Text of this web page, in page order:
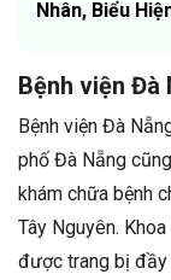
Nhân, Biểu
Bệnh viện Đà
Bệnh viện Đà
phố Đà Nẵng
khám chữa bệnh
Tây Nguyên.
được trang bị đầy